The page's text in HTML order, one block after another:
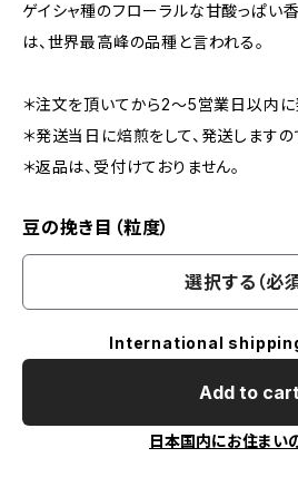
ゲイシャ種のフローラルな甘酸っぱい
は、世界最高峰の品種と言われる。
＊注文を頂いてから2～5営業日以内に
＊発送当日に焙煎をして、発送しますの
＊返品は、受付けておりません。
豆の挽き目（粒度）
選択する（必須
International
Add to
日本国内にお住まい